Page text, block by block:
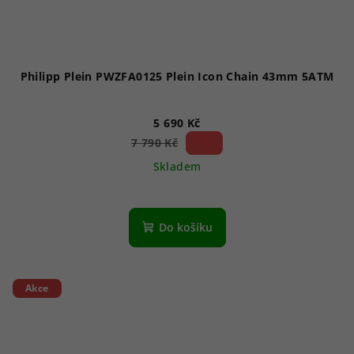
Philipp Plein PWZFA0125 Plein Icon Chain 43mm 5ATM
5 690 Kč
7 790 Kč
Skladem
Do košíku
Akce